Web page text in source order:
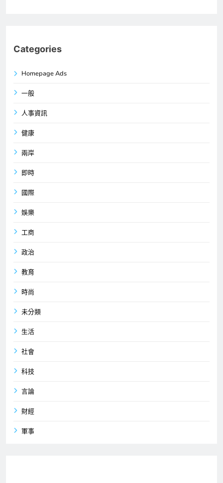
Categories
Homepage Ads
一般
人事資訊
健康
兩岸
即時
國際
娛樂
工商
政治
教育
時尚
未分類
生活
社會
科技
言論
財經
軍事